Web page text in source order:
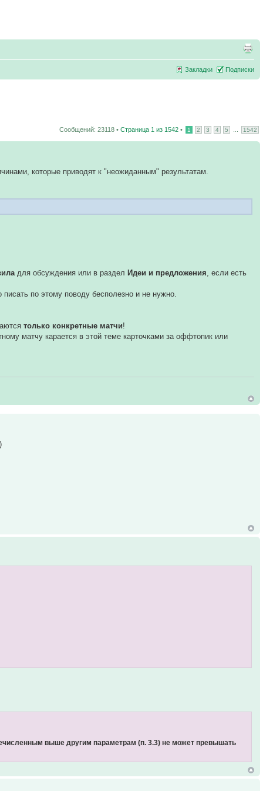
Закладки Подписки
Сообщений: 23118 • Страница 1 из 1542 • 1 2 3 4 5 1542
которые приводят к "неожиданным" результатам.
для обсуждения или в разделИдеи и предложения , если есть
по этому поводу бесполезно и не нужно.
только конкретные матчи!
матчу карается в этой теме карточками за оффтопик или
выше другим параметрам (п. 3.3) не может превышать